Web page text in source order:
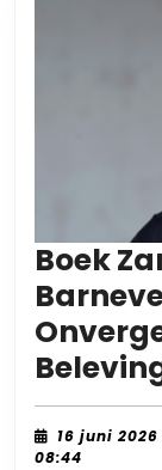
Boek
16 juni 2026
08:44